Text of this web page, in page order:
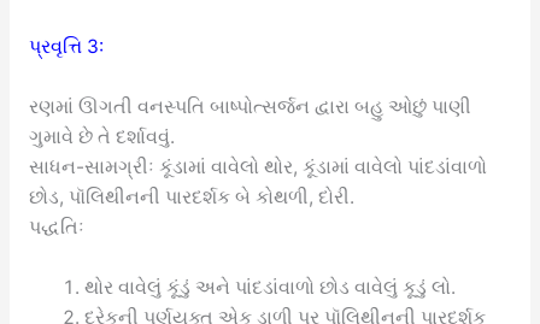
પ્રવૃત્તિ 3:
રણમાં ઊગતી વનસ્પતિ બાષ્પોત્સર્જન દ્વારા બહુ ઓછું પાણી
ગુમાવે છે તે દર્શાવવું.
સાધન-સામગ્રીઃ કૂંડામાં વાવેલો થોર, કૂંડામાં વાવેલો પાંદડાંવાળો
છોડ, પૉલિથીનની પારદર્શક બે કોથળી, દોરી.
પદ્ધતિઃ
થોર વાવેલું કૂંડું અને પાંદડાંવાળો છોડ વાવેલું કૂડું લો.
દરેકની પર્ણયુક્ત એક ડાળી પર પૉલિથીનની પારદર્શક